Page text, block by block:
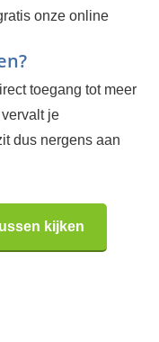
onze online
toegang tot meer
je
dus nergens aan
kijken